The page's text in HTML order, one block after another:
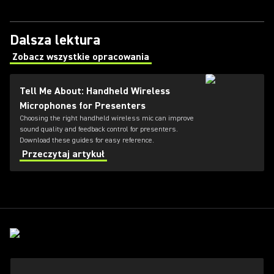
Dalsza lektura
Zobacz wszystkie opracowania
(Opens in a new tab)
Tell Me About: Handheld Wireless
Microphones for Presenters
Choosing the right handheld wireless mic can improve
sound quality and feedback control for presenters.
Download these guides for easy reference.
Przeczytaj artykuł